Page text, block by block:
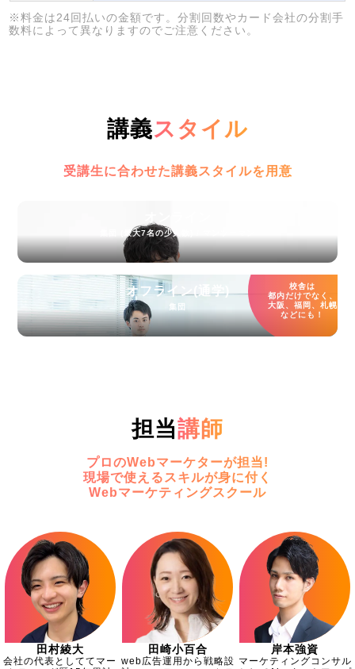
※料金は24回払いの金額です。分割回数やカード会社の分割手
数料によって異なりますのでご注意ください。
講義スタイル
受講生に合わせた講義スタイルを用意
集団 (最大7名の少人数) / マンツーマン
校舎は
都内だけでなく、
大阪、福岡、札幌
などにも！
オフライン(通学)
集団
担当講師
プロのWebマーケターが担当!
現場で使えるスキルが身に付く
Webマーケティングスクール
田村綾大
会社の代表としててマー
田崎小百合
web広告運用から戦略設
岸本強資
マーケティングコンサル